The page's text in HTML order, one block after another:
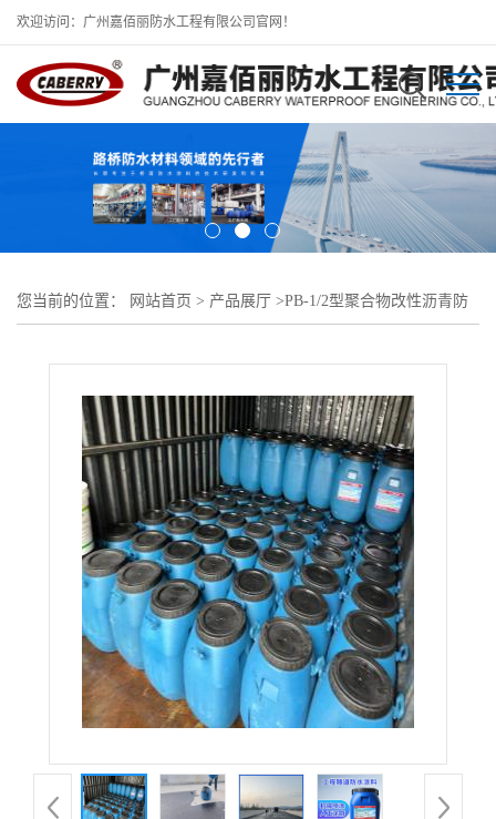
欢迎访问：广州嘉佰丽防水工程有限公司官网！
您当前的位置： 网站首页 > 产品展厅 >PB-1/2型聚合物改性沥青防